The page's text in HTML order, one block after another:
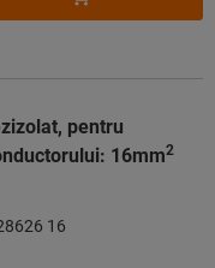
pentru
16mm2
16